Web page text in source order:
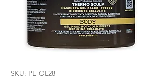
SKU: PE-OL28